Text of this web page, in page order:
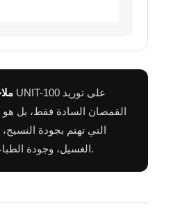
القمصان السادة فقط، بل هو
التي تهتم بجودة
الغسيل، وجودة الطباعة، والتشطيبات النهائية.